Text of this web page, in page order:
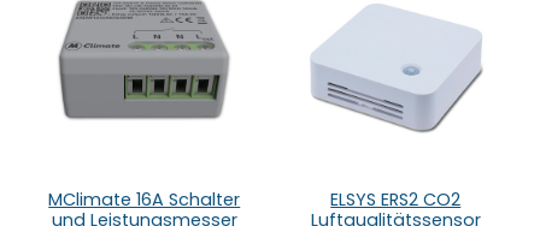
MClimate 16A Schalter
und Leistungsmesser
ELSYS ERS2 CO2
Luftqualitätssensor